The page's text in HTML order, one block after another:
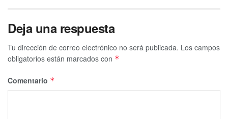
Deja una respuesta
Tu dirección de correo electrónico no será publicada. Los campos
obligatorios están marcados con *
Comentario *